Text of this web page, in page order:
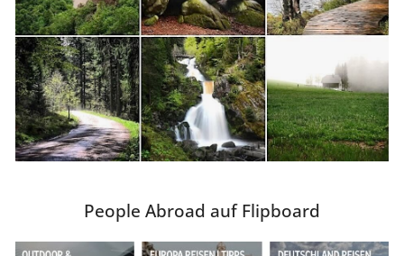
People Abroad auf Flipboard